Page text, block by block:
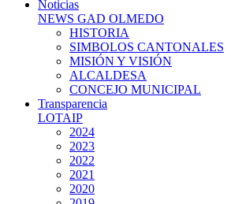
Noticias
NEWS GAD OLMEDO
HISTORIA
SIMBOLOS CANTONALES
MISIÓN Y VISIÓN
ALCALDESA
CONCEJO MUNICIPAL
Transparencia
LOTAIP
2024
2023
2022
2021
2020